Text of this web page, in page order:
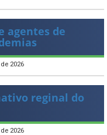
agentes de
2026
reginal do
2026